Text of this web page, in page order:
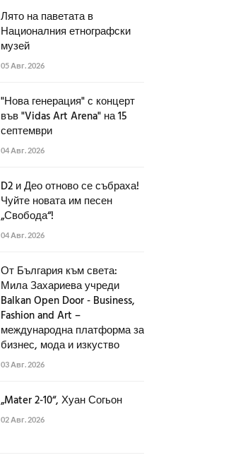
Лято на паветата в
Националния етнографски
музей
05 Авг. 2026
"Нова генерация" с концерт
във "Vidas Art Arena" на 15
септември
04 Авг. 2026
D2 и Део отново се събраха!
Чуйте новата им песен
„Свобода“!
04 Авг. 2026
От България към света:
Мила Захариева учреди
Balkan Open Door - Business,
Fashion and Art –
международна платформа за
бизнес, мода и изкуство
03 Авг. 2026
„Mater 2-10“, Хуан Согьон
02 Авг. 2026